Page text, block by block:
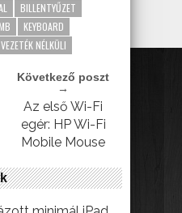
BILLENTYŰZET
KEYBOARD
VEZETÉK NÉLKÜLI
Következő poszt
→
Az első Wi-Fi
egér: HP Wi-Fi
Mobile Mouse